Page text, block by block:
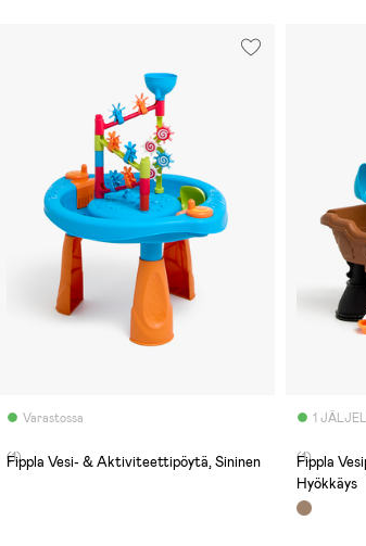
Varastossa
(1)
Fippla Vesi- & Aktiviteettipöytä, Sininen
1
(1)
Fippla
Hyökkäys